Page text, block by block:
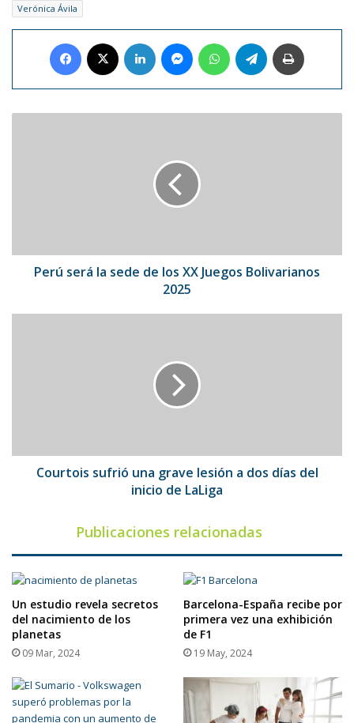
Verónica Ávila
Facebook LinkedIn MessengerWhatsAppTelegram
Bolivarianos
Perú será la sede de los XX Juegos Bolivarianos
2025
del
Courtois sufrió una grave lesión a dos días del
inicio de LaLiga
Publicaciones relacionadas
Un estudio revela secretos
del nacimiento de los
planetas
09 Mar, 2024
Barcelona-España recibe por
primera vez una exhibición
de F1
19 May, 2024